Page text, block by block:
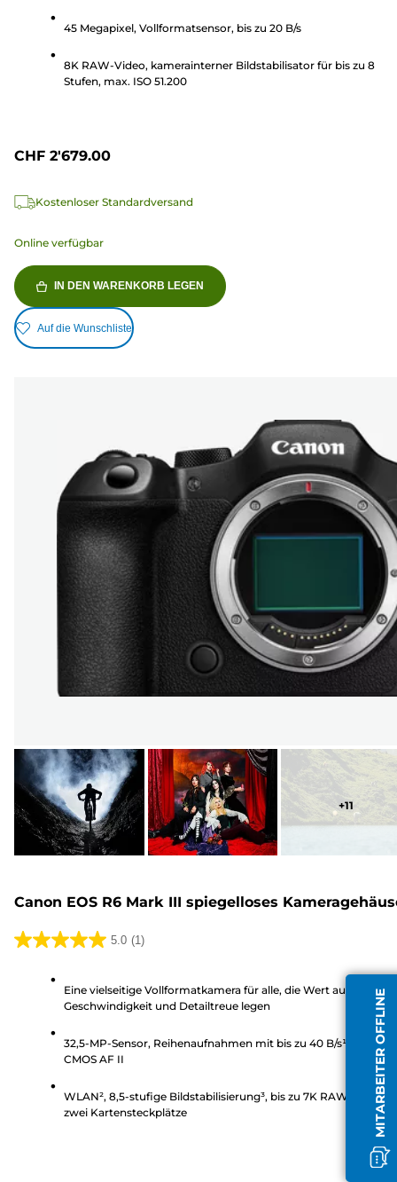
Sternen.
Bewertungen
45 Megapixel, Vollformatsensor, bis zu 20 B/s
8K RAW-Video, kamerainterner Bildstabilisator für bis zu 8
Stufen, max. ISO 51.200
CHF 2'679.00
Kostenloser Standardversand
Online verfügbar
IN DEN WARENKORB LEGEN
Auf die Wunschliste
+11
Canon EOS R6 Mark III spiegelloses
5.0 (1)
5.0
Sternen.
Bewertung
Eine vielseitige Vollformatkamera für alle, die Wert auf
Geschwindigkeit und Detailtreue legen
32,5-MP-Sensor, Reihenaufnahmen mit bis zu 40 B/s¹, Dual
CMOS AF II
WLAN², 8,5-stufige Bildstabilisierung³, bis zu 7K RAW-Videos,
zwei Kartensteckplätze
MITARBEITER OFFLINE